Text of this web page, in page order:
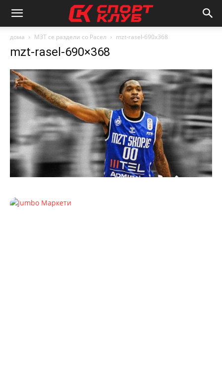
дома МЗТ се раздели со Расел mzt-rasel-690x368
mzt-rasel-690×368